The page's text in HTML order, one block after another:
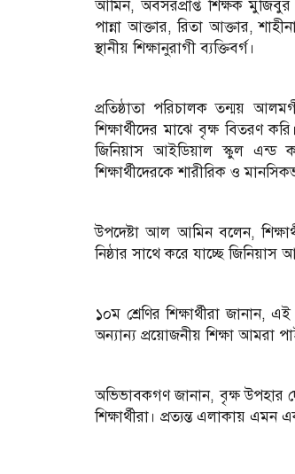
আমিন, অবসরপ্রাপ্ত শিক্ষক
পান্না আক্তার, রিতা আক্তার,
স্থানীয় শিক্ষানুরাগী ব্যক্তিবর্গ।
প্রতিষ্ঠাতা পরিচালক তন্ময়
শিক্ষার্থীদের মাঝে বৃক্ষ বিতরণ
জিনিয়াস আইডিয়াল স্কুল এন্ড
শিক্ষার্থীদেরকে শারীরিক ও
উপদেষ্টা আল আমিন বলেন,
নিষ্ঠার সাথে করে যাচ্ছে
১০ম শ্রেণির শিক্ষার্থীরা জানান,
অন্যান্য প্রয়োজনীয় শিক্ষা আমরা
অভিভাবকগণ জানান, বৃক্ষ উপহার
শিক্ষার্থীরা। প্রত্যন্ত এলাকায়